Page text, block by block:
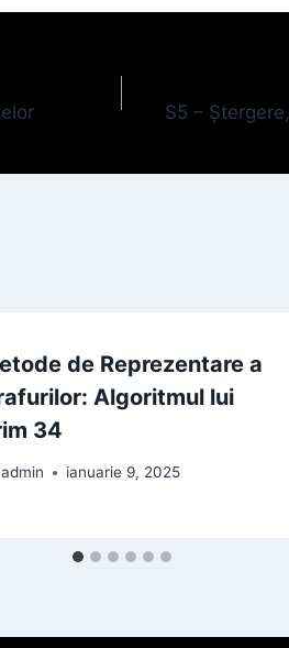
S5 –
de Reprezentare a
Algoritmul lui
34
admin ianuarie 9, 2025